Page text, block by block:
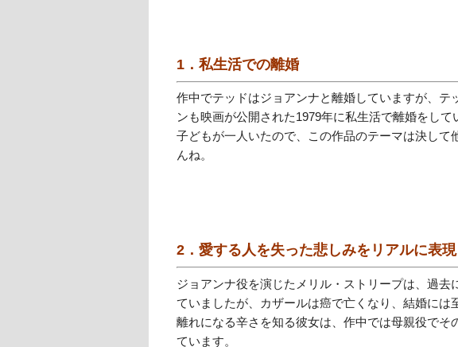
1．私生活での離婚
作中でテッドはジョアンナと離婚していますが、テ
ンも映画が公開された1979年に私生活で離婚をし
子どもが一人いたので、この作品のテーマは決して
んね。
2．愛する人を失った悲しみをリアルに表現
ジョアンナ役を演じたメリル・ストリープは、過去
ていましたが、カザールは癌で亡くなり、結婚には
離れになる辛さを知る彼女は、作中では母親役でそ
ています。